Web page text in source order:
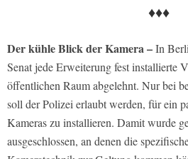
♦♦♦
Der kühle Blick der Kamera –In
Senat jede Erweiterung fest installierte
öffentlichen Raum abgelehnt. Nur bei
soll der Polizei erlaubt werden, für ein
Kameras zu installieren. Damit wurde
ausgeschlossen, an denen die